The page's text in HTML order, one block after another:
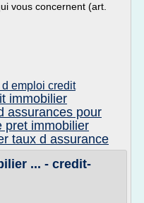
vous concernent (art.
emploi credit
immobilier
assurances pour
pret immobilier
taux d assurance
... - credit-